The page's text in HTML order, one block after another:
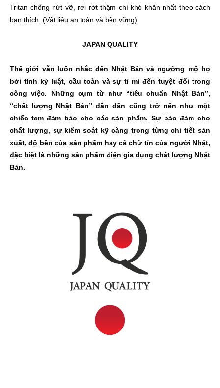
Tritan chống nứt vỡ, rơi rớt thậm chí khó khăn nhất theo cách
bạn thích. (Vật liệu an toàn và bền vững)
JAPAN QUALITY
Thế giới vẫn luôn nhắc đến Nhật Bản và ngưỡng mộ họ
bởi tính kỷ luật, cầu toàn và sự tỉ mỉ đến tuyệt đối trong
công việc. Những cụm từ như “tiêu chuẩn Nhật Bản”,
“chất lượng Nhật Bản” dần dần cũng trở nên như một
chiếc tem đảm bảo cho các sản phẩm. Sự bảo đảm cho
chất lượng, sự kiểm soát kỹ càng trong từng chi tiết sản
xuất, độ bền của sản phẩm hay cả chữ tín của người Nhật,
đặc biệt là những sản phẩm điện gia dụng chất lượng Nhật
Bản.